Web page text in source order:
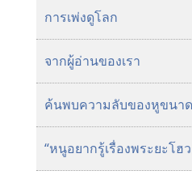
การเพ่งดูโลก
จากผู้อ่านของเรา
ค้นพบความลับของหูขนา
“หนูอยากรู้เรื่องพระยะโฮ